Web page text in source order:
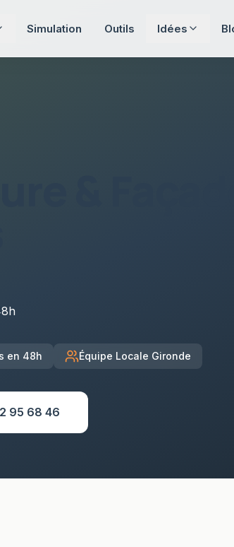
Simulation Outils Idées
en 48h Équipe Locale Gironde
95 68 46